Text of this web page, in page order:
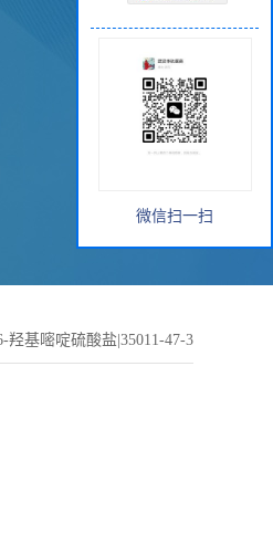
羟基嘧啶硫酸盐|35011-47-3
微信扫一扫